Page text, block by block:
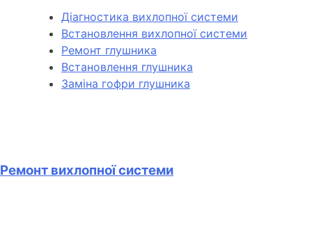
Діагностика вихлопної системи
Встановлення вихлопної системи
Ремонт глушника
Встановлення глушника
Заміна гофри глушника
Ремонт вихлопної системи